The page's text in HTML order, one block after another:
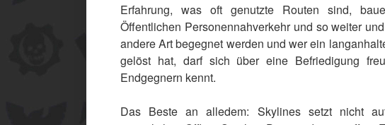
Erfahrung, was oft genutzte Routen sind,
Öffentlichen Personennahverkehr und so weiter
andere Art begegnet werden und wer ein
gelöst hat, darf sich über eine Befriedigung
Endgegnern kennt.
Das Beste an alledem: Skylines setzt nicht